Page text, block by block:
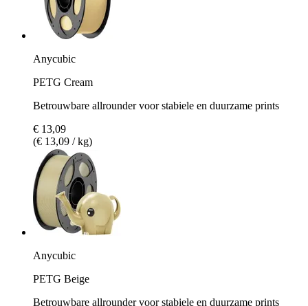
Anycubic
PETG Cream
Betrouwbare allrounder voor stabiele en duurzame prints
€ 13,09
(€ 13,09 / kg)
Anycubic
PETG Beige
Betrouwbare allrounder voor stabiele en duurzame prints